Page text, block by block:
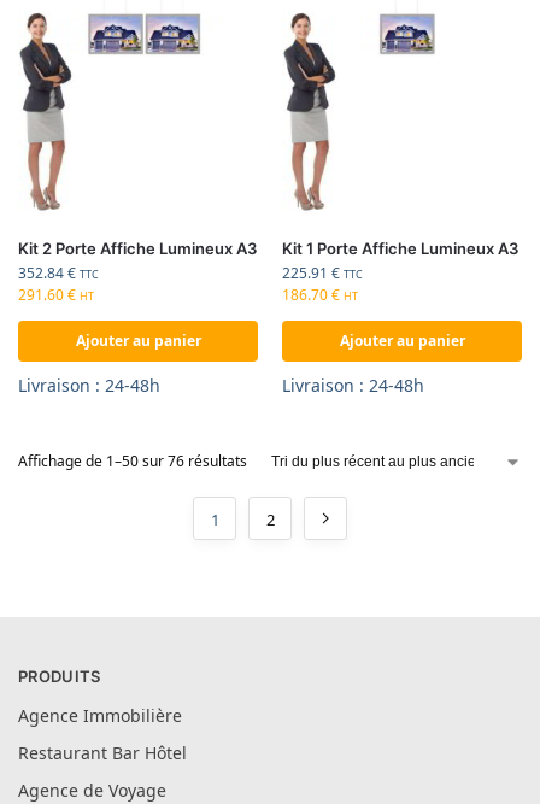
Kit 2 Porte Affiche Lumineux A3
352.84€ TTC
291.60€ HT
Ajouter au panier
Livraison : 24-48h
Kit 1 Porte Affiche Lumineux A3
225.91 € TTC
186.70€ HT
Ajouter au panier
Livraison : 24-48h
Affichage de 1–50 sur 76 résultats
1 2
PRODUITS
Agence Immobilière
Restaurant Bar Hôtel
Agence de Voyage